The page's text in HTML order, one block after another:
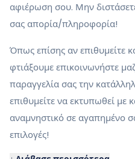
αφιέρωση σου. Μην
σας απορία/πληροφορία!
Όπως επίσης αν επιθυμείτε
φτιάξουμε επικοινωνήστε
παραγγελία σας την
επιθυμείτε να εκτυπωθεί με
αναμνηστικό σε αγαπημένο
επιλογές!